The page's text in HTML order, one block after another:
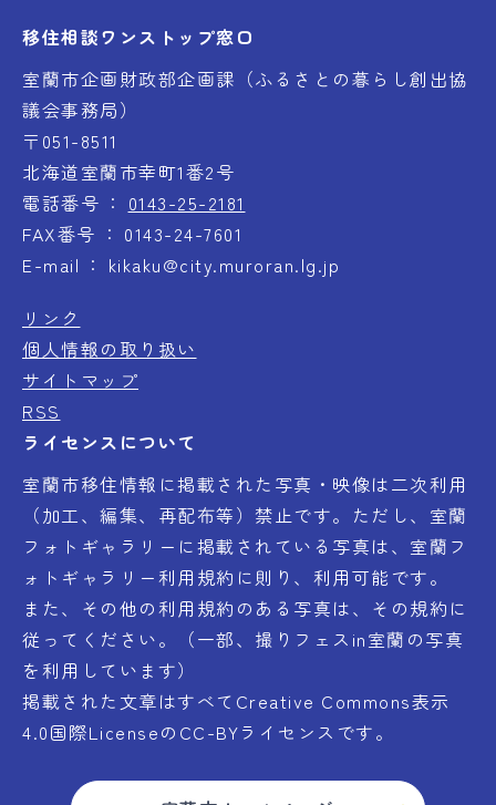
移住相談ワンストップ窓口
室蘭市企画財政部企画課（ふるさとの暮らし創出協
議会事務局）
〒051-8511
北海道室蘭市幸町1番2号
電話番号
0143-25-2181
FAX番号
0143-24-7601
E-mail
kikaku@city.muroran.lg.jp
リンク
個人情報の取り扱い
サイトマップ
RSS
ライセンスについて
室蘭市移住情報に掲載された写真・映像は二次利用
（加工、編集、再配布等）禁止です。ただし、室蘭
フォトギャラリーに掲載されている写真は、室蘭フ
ォトギャラリー利用規約に則り、利用可能です。
また、その他の利用規約のある写真は、その規約に
従ってください。（一部、撮りフェスin室蘭の写真
を利用しています）
掲載された文章はすべてCreative Commons表示
4.0国際LicenseのCC-BYライセンスです。